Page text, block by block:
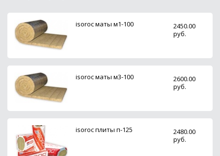
isoroc маты м1-100
2450.00
руб.
isoroc маты м3-100
2600.00
руб.
isoroc плиты п-125
2480.00
руб.